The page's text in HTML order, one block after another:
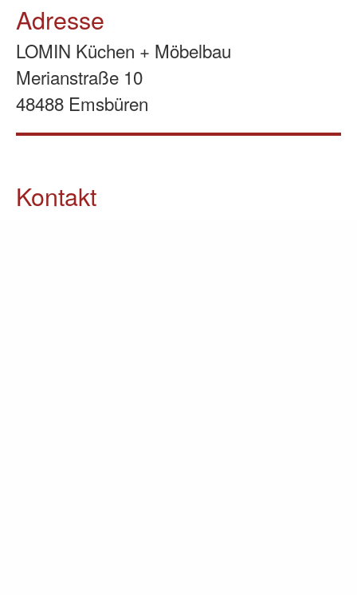
Adresse
LOMIN Küchen + Möbelbau
Merianstraße 10
48488 Emsbüren
Kontakt